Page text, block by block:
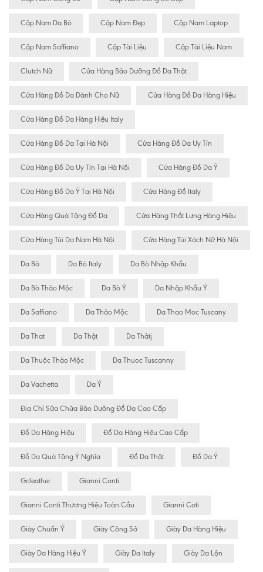
Cặp Nam Da Bò Cặp Nam Đẹp Cặp Nam Laptop
Cặp Nam Saffiano Cặp Tài Liệu Cặp Tài Liệu Nam
Clutch Nữ Cửa Hàng Bảo Dưỡng Đồ Da Thật
Cửa Hàng Đồ Da Dành Cho Nữ Cửa Hàng Đồ Da Hàng Hiệu
Cửa Hàng Đồ Da Hàng Hiệu Italy
Cửa Hàng Đồ Da Tại Hà Nội Cửa Hàng Đồ Da Uy Tín
Cửa Hàng Đồ Da Uy Tín Tại Hà Nội Cửa Hàng Đồ Da Ý
Cửa Hàng Đồ Da Ý Tại Hà Nội Cửa Hàng Đồ Italy
Cửa Hàng Quà Tặng Đồ Da Cửa Hàng Thắt Lưng Hàng Hiệu
Cửa Hàng Túi Da Nam Hà Nội Cửa Hàng Túi Xách Nữ Hà Nội
Da Bò Da Bò Italy Da Bò Nhập Khẩu
Da Bò Thảo Mộc Da Bò Ý Da Nhập Khẩu Ý
Da Saffiano Da Thảo Mộc Da Thao Moc Tuscany
Da That Da Thật Da Thâtj
Da Thuộc Thảo Mộc Da Thuoc Tuscanny
Da Vachetta Da Ý
Địa Chỉ Sữa Chữa Bão Dưỡng Đồ Da Cao Cấp
Đồ Da Hàng Hiệu Đồ Da Hàng Hiệu Cao Cấp
Đồ Da Quà Tặng Ý Nghĩa Đồ Da Thật Đồ Da Ý
Gcleather Gianni Conti
Gianni Conti Thương Hiệu Toàn Cầu Gianni Coti
Giày Chuẩn Ý Giày Công Sở Giày Da Hàng Hiệu
Giày Da Hàng Hiệu Ý Giày Da Italy Giày Da Lộn